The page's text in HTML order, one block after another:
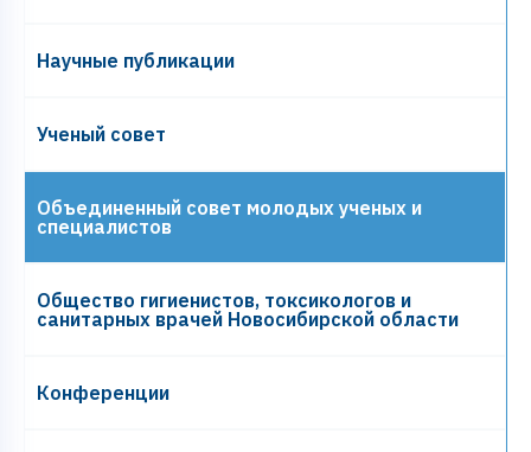
Научные публикации
Ученый совет
Объединенный совет молодых ученых и
специалистов
Общество гигиенистов, токсикологов и
санитарных врачей Новосибирской области
Конференции